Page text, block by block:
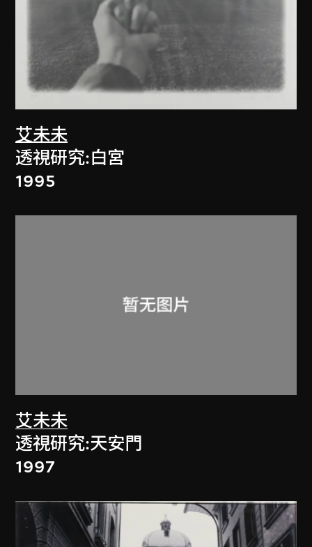
艾未未
透視研究:白宮
1995
艾未未
透視研究:天安門
1997